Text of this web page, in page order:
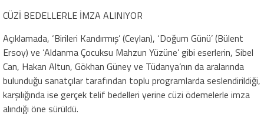
CÜZİ BEDELLERLE İMZA ALINIYOR
Açıklamada, ‘Birileri Kandırmış’ (Ceylan), ‘Doğum Günü’ (Bülent
Ersoy) ve ‘Aldanma Çocuksu Mahzun Yüzüne’ gibi eserlerin, Sibel
Can, Hakan Altun, Gökhan Güney ve Tüdanya’nın da aralarında
bulunduğu sanatçılar tarafından toplu programlarda seslendirildiği,
karşılığında ise gerçek telif bedelleri yerine cüzi ödemelerle imza
alındığı öne sürüldü.